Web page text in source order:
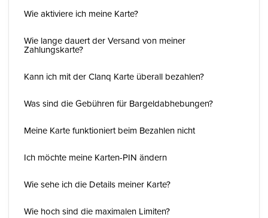
Wie aktiviere ich meine Karte?
Wie lange dauert der Versand von meiner
Zahlungskarte?
Kann ich mit der Clanq Karte überall bezahlen?
Was sind die Gebühren für Bargeldabhebungen?
Meine Karte funktioniert beim Bezahlen nicht
Ich möchte meine Karten-PIN ändern
Wie sehe ich die Details meiner Karte?
Wie hoch sind die maximalen Limiten?